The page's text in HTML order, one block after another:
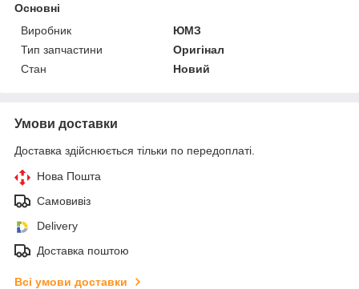
Основні
Виробник
ЮМЗ
Тип запчастини
Оригінал
Стан
Новий
Умови доставки
Доставка здійснюється тільки по передоплаті.
Нова Пошта
Самовивіз
Delivery
Доставка поштою
Всі умови доставки